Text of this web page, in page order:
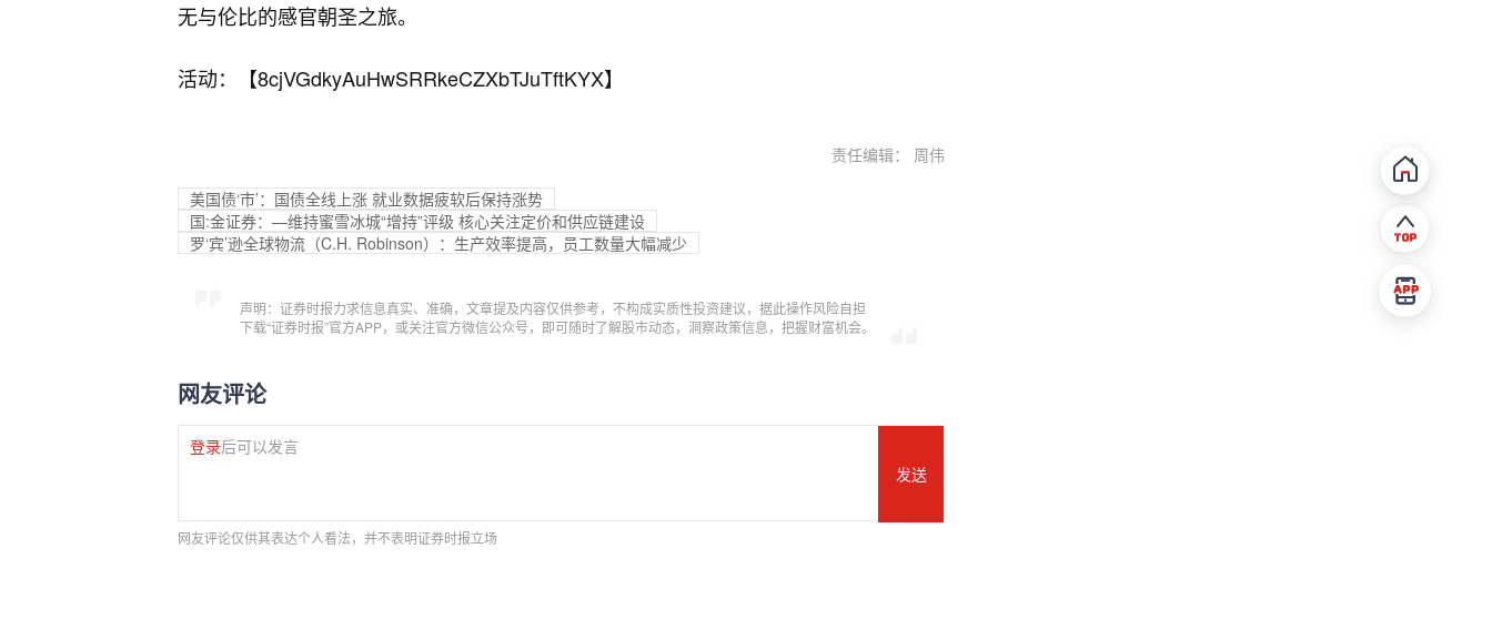
无与伦比的感官朝圣之旅。
活动：【8cjVGdkyAuHwSRRkeCZXbTJuTftKYX】
责任编辑： 周伟
美国债‘市’：国债全线上涨 就业数据疲软后保持涨势
国:金证券：—维持蜜雪冰城“增持”评级 核心关注定价和供应链建设
罗‘宾’逊全球物流（C.H. Robinson）：生产效率提高，员工数量大幅减少
声明：证券时报力求信息真实、准确，文章提及内容仅供参考，不构成实质性投资建议，据此操作风险自担
下载“证券时报”官方APP，或关注官方微信公众号，即可随时了解股市动态，洞察政策信息，把握财富机会。
网友评论
登录后可以发言
发送
网友评论仅供其表达个人看法，并不表明证券时报立场